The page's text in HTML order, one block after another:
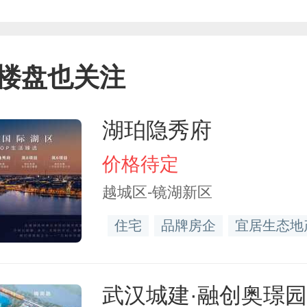
盘也关注
湖珀隐秀府
价格待定
越城区-镜湖新区
住宅 品牌房企 宜居生态地
武汉城建·融创奥璟园